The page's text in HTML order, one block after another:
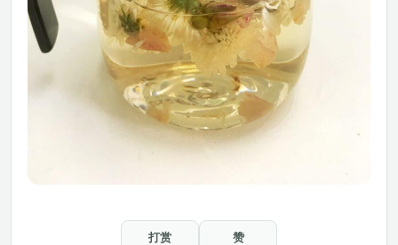
打赏 赞